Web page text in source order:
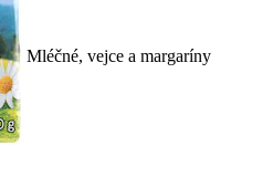
Mléčné, vejce a margaríny